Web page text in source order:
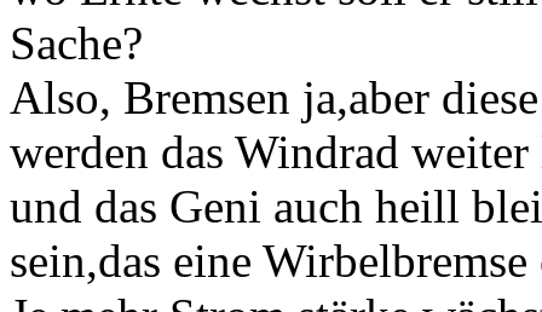
Sache?
Also, Bremsen ja,aber
werden das Windrad
und das Geni auch heill
sein,das eine